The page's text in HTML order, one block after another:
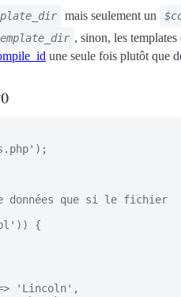
mais seulement un
, sinon, les
une seule fois plutôt que
données que si le fichier
{
'Lincoln',